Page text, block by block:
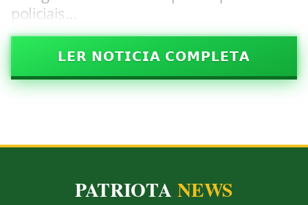
policiais…
𝗟𝗘𝗥 𝗡𝗢𝗧𝗜𝗖𝗜𝗔 𝗖𝗢𝗠𝗣𝗟𝗘𝗧𝗔
PATRIOTANEWS